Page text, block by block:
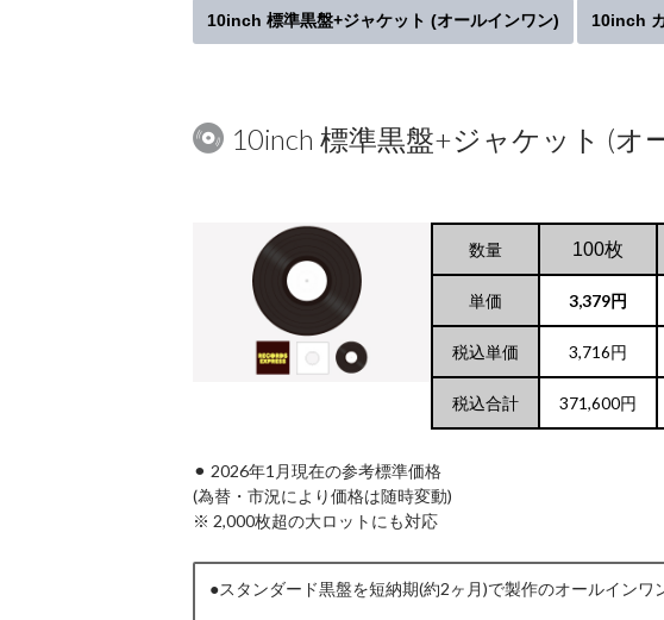
10inch 標準黒盤+ジャケット (オールインワン) 10inch
10inch 標準黒盤+ジャケット (オ
数量 100枚
単価 3,379円
税込単価 3,716円
税込合計 371,600円
⚫︎ 2026年1月現在の参考標準価格
(為替・市況により価格は随時変動)
※ 2,000枚超の大ロットにも対応
●スタンダード黒盤を短納期(約2ヶ月)で製作のオールインワ